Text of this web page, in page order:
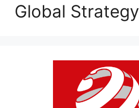
Global Strategy